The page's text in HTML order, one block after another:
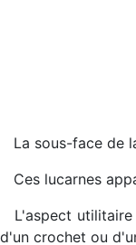
La sous-face de
Ces lucarnes
L'aspect
d'un crochet ou